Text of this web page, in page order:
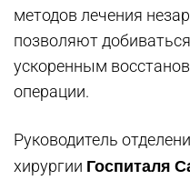
методов лечения
позволяют
ускоренным
операции.
Руководитель
хирургии Госпиталя